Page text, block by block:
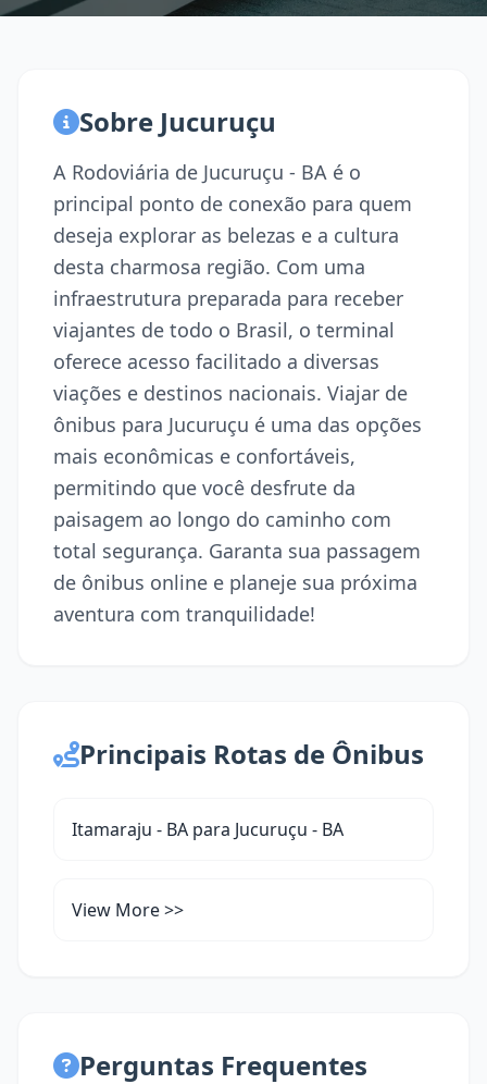
Sobre Jucuruçu
A Rodoviária de Jucuruçu - BA é o
principal ponto de conexão para quem
deseja explorar as belezas e a cultura
desta charmosa região. Com uma
infraestrutura preparada para receber
viajantes de todo o Brasil, o terminal
oferece acesso facilitado a diversas
viações e destinos nacionais. Viajar de
ônibus para Jucuruçu é uma das opções
mais econômicas e confortáveis,
permitindo que você desfrute da
paisagem ao longo do caminho com
total segurança. Garanta sua passagem
de ônibus online e planeje sua próxima
aventura com tranquilidade!
Principais Rotas de Ônibus
Itamaraju - BA para Jucuruçu - BA
View More >>
Perguntas Frequentes